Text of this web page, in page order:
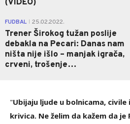
(VIDEO)
FUDBAL 25.02.2022.
Trener Širokog tužan poslije
debakla na Pecari: Danas nam
ništa nije išlo – manjak igrača,
crveni, trošenje…
"Ubijaju ljude u bolnicama,
krivica. Ne želim da kažem da je